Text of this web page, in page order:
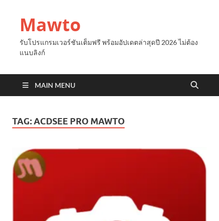
Mawto
รับโปรแกรมเวอร์ชันเต็มฟรี พร้อมอัปเดตล่าสุดปี 2026 ไม่ต้อง
แนบลิงก์
MAIN MENU
TAG:ACDSEE PRO MAWTO